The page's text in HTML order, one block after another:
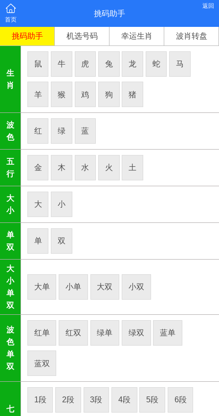
首页
挑码助手
返回
挑码助手 机选号码 幸运生肖 波肖转盘
生
肖
鼠 牛 虎 兔 龙 蛇 马
羊 猴 鸡 狗 猪
波
色
红 绿 蓝
五
行
金 木 水 火 土
大
小
大 小
单
双
单 双
大
小
单
双
大单 小单 大双 小双
波
色
单
双
红单 红双 绿单 绿双 蓝单
蓝双
七
1段 2段 3段 4段 5段 6段